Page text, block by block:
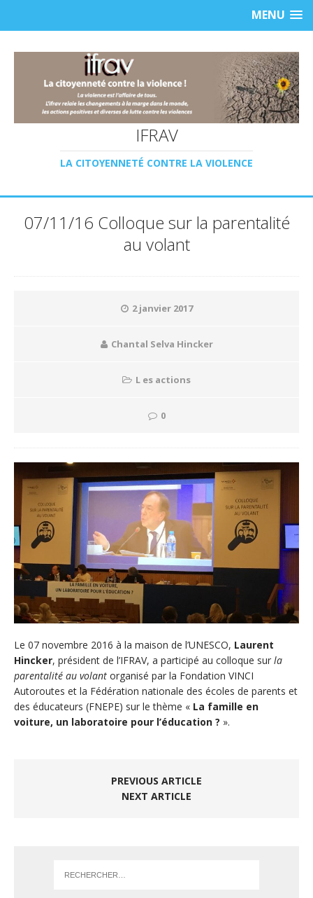
MENU
IFRAV
LA CITOYENNETÉ CONTRE LA VIOLENCE
07/11/16 Colloque sur la parentalité
au volant
2 janvier 2017
Chantal Selva Hincker
L es actions
0
Le 07 novembre 2016 à la maison de l’UNESCO, Laurent
Hincker, président de l’IFRAV, a participé au colloque sur la
parentalité au volant organisé par la Fondation VINCI
Autoroutes et la Fédération nationale des écoles de parents et
des éducateurs (FNEPE) sur le thème « La famille en
voiture, un laboratoire pour l’éducation ? ».
PREVIOUS ARTICLE
NEXT ARTICLE